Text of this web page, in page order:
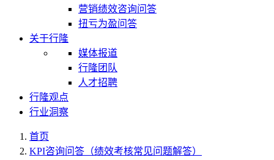
营销绩效咨询问答
扭亏为盈问答
关于行隆
媒体报道
行隆团队
人才招聘
行隆观点
行业洞察
首页
KPI咨询问答（绩效考核常见问题解答）